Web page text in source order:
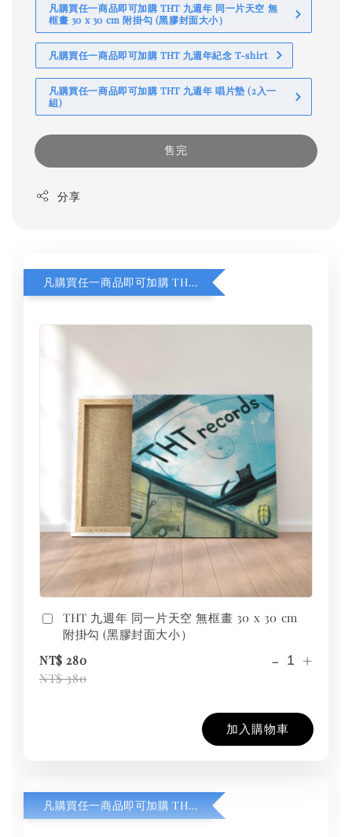
凡購買任一商品即可加購 THT 九週年 同一片天空 無
框畫 30 x 30 cm 附掛勾 (黑膠封面大小）
凡購買任一商品即可加購 THT 九週年紀念 T-shirt
凡購買任一商品即可加購 THT 九週年 唱片墊 (2入一
組)
售完
分享
凡購買任一商品即可加購 THT 九週年 同一片天空 無框畫 30 x 30 cm 附掛勾 (黑膠封面大小）
THT 九週年 同一片天空 無框畫 30 x 30 cm
附掛勾 (黑膠封面大小）
NT$ 280
NT$ 380
- +
加入購物車
凡購買任一商品即可加購 THT 九週年紀念 T-shirt